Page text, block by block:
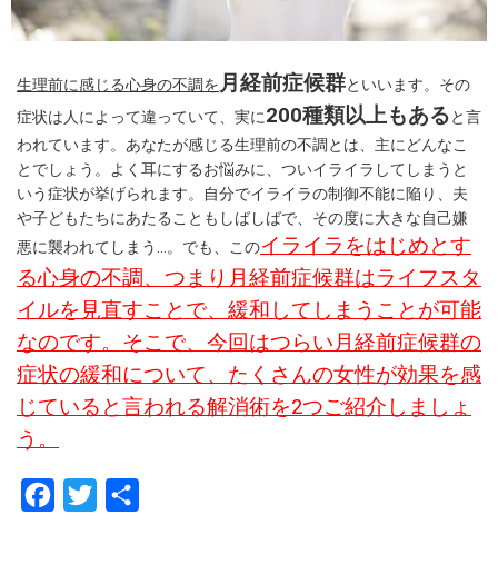
生理前に感じる心身の不調を月経前症候群といいます。その
症状は人によって違っていて、実に200種類以上もあると言
われています。あなたが感じる生理前の不調とは、主にどんなこ
とでしょう。よく耳にするお悩みに、ついイライラしてしまうと
いう症状が挙げられます。自分でイライラの制御不能に陥り、夫
や子どもたちにあたることもしばしばで、その度に大きな自己嫌
悪に襲われてしまう…。でも、このイライラをはじめとす
る心身の不調、つまり月経前症候群はライフスタ
イルを見直すことで、緩和してしまうことが可能
なのです。そこで、今回はつらい月経前症候群の
症状の緩和について、たくさんの女性が効果を感
じていると言われる解消術を2つご紹介しましょ
う。